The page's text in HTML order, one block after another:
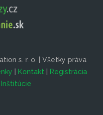
s. r. o. | Všetky práva
| Kontakt | Registrácia
Inštitúcie